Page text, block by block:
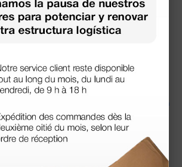
que un poco caro los portes y el
El producto, bastante mas barato que en
médico. Pero el envío cuesta más
otra empresa dentro de España.